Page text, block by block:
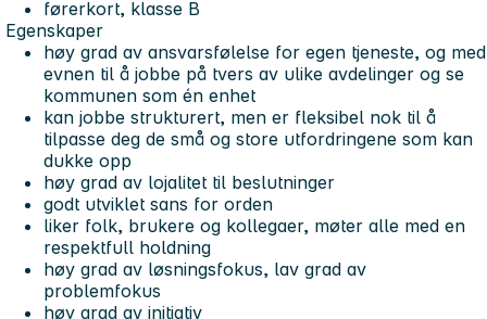
førerkort, klasse B
Egenskaper
høy grad av ansvarsfølelse for egen tjeneste, og med
evnen til å jobbe på tvers av ulike avdelinger og se
kommunen som én enhet
kan jobbe strukturert, men er fleksibel nok til å
tilpasse deg de små og store utfordringene som kan
dukke opp
høy grad av lojalitet til beslutninger
godt utviklet sans for orden
liker folk, brukere og kollegaer, møter alle med en
respektfull holdning
høy grad av løsningsfokus, lav grad av
problemfokus
høy grad av initiativ